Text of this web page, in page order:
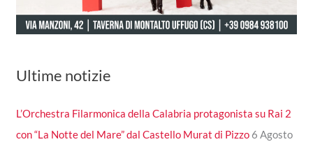
Ultime notizie
L’Orchestra Filarmonica della Calabria protagonista su Rai 2
con “La Notte del Mare” dal Castello Murat di Pizzo 6 Agosto